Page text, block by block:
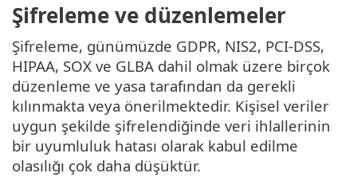
Şifreleme ve düzenlemeler
Şifreleme, günümüzde GDPR, NIS2, PCI-DSS,
HIPAA, SOX ve GLBA dahil olmak üzere birçok
düzenleme ve yasa tarafından da gerekli
kılınmakta veya önerilmektedir. Kişisel veriler
uygun şekilde şifrelendiğinde veri ihlallerinin
bir uyumluluk hatası olarak kabul edilme
olasılığı çok daha düşüktür.